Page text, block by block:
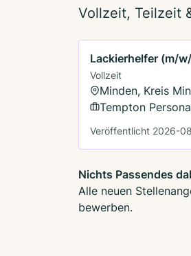
Vollzeit, Teilzeit
Lackierhelfer (m/
Vollzeit
Minden, Kreis
Tempton
Veröffentlicht 2026-
Nichts Passendes
Alle neuen
bewerben.